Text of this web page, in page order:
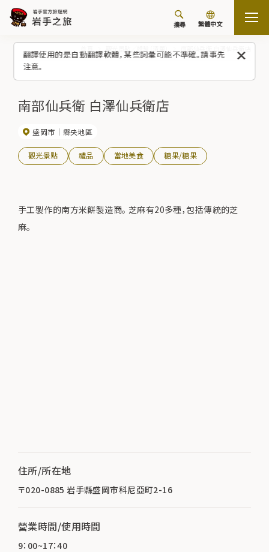
翻譯使用的是自動翻譯軟體，某些詞彙可能不準確。請事先
注意。
搜尋 繁體中文
觀光景點／體驗（清單）
南部仙兵衛 白澤仙兵衛店
盛岡市 縣央地區
觀光景點 禮品 當地美食 糖果/糖果
手工製作的南方米餅製造商。 芝麻有20多種，包括傳統的芝
麻。
住所/所在地
〒020-0885 岩手縣盛岡市科尼亞町2-16
營業時間/使用時間
9：00~17：40